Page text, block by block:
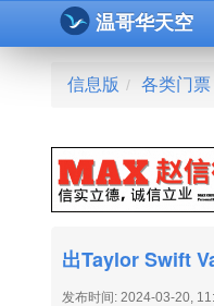
温哥华天空
信息版 / 各类门票
出Taylor Swift
发布时间: 2024-03-20,